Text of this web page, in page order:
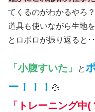
てくるのがわかるやろ
道具も使いながら生地
とロボロが振り返ると･
「小腹すいた」 と
ー！！！ 💦
「トレーニング中